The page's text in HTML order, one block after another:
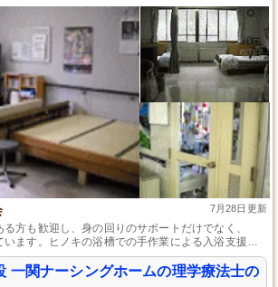
7月28日更新
方も歓迎し、身の回りのサポートだけでなく、
います。ヒノキの浴槽での手作業による入浴支援を
沿ってできる限り自宅のような環境を提供すること
イカー通勤可、寮完備で、初任者研修の資格があれ
一関ナーシングホームの理学療法士の